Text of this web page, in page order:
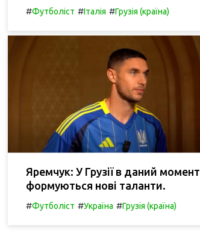
#Футболіст #Італія #Грузія (країна)
Яремчук: У Грузії в даний момент
формуються нові таланти.
#Футболіст #Україна #Грузія (країна)